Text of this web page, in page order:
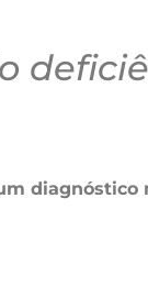
diagnóstico